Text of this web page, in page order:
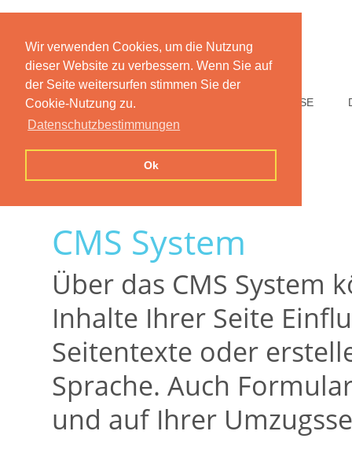
Wir verwenden Cookies, um die Nutzung
dieser Website zu verbessern. Wenn Sie auf
der Seite weitersurfen stimmen Sie der
Cookie-Nutzung zu.
Datenschutzbestimmungen
Ok
HOME PREISE
CMS System
Über das CMS System
Inhalte Ihrer Seite
Seitentexte oder
Sprache. Auch
und auf Ihrer